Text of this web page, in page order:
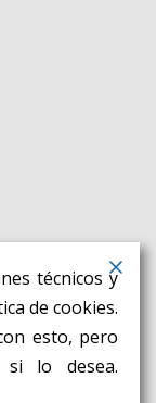
técnicos y
de cookies.
esto, pero
lo desea.